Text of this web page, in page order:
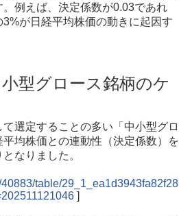
例えば、決定係数が0.03であれ
が日経平均株価の動きに起因す
型グロース銘柄のケ
選定することの多い「中小型グロ
均株価との連動性（決定係数）を
なりました。
table/29_1_ea1d3943fa82f28
]